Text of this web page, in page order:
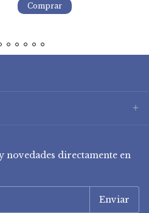
novedades directamente en